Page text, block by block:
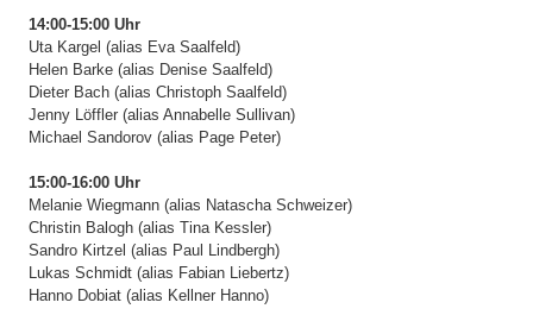
14:00-15:00 Uhr
Uta Kargel (alias Eva Saalfeld)
Helen Barke (alias Denise Saalfeld)
Dieter Bach (alias Christoph Saalfeld)
Jenny Löffler (alias Annabelle Sullivan)
Michael Sandorov (alias Page Peter)
15:00-16:00 Uhr
Melanie Wiegmann (alias Natascha Schweizer)
Christin Balogh (alias Tina Kessler)
Sandro Kirtzel (alias Paul Lindbergh)
Lukas Schmidt (alias Fabian Liebertz)
Hanno Dobiat (alias Kellner Hanno)